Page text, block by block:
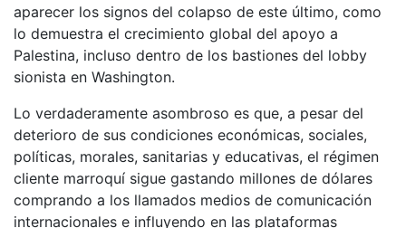
aparecer los signos del colapso de este último, como
lo demuestra el crecimiento global del apoyo a
Palestina, incluso dentro de los bastiones del lobby
sionista en Washington.
Lo verdaderamente asombroso es que, a pesar del
deterioro de sus condiciones económicas, sociales,
políticas, morales, sanitarias y educativas, el régimen
cliente marroquí sigue gastando millones de dólares
comprando a los llamados medios de comunicación
internacionales e influyendo en las plataformas